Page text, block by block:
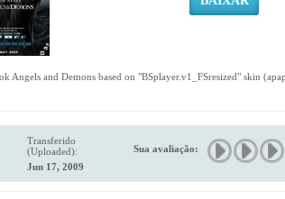
Angels and Demons based on "BSplayer.v1_FSresized" skin
Transferido
(Uploaded):
Jun 17, 2009
Sua avaliação: